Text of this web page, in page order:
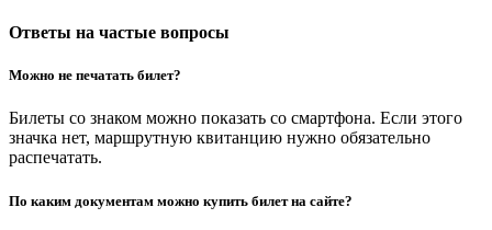
Ответы на частые вопросы
Можно не печатать билет?
Билеты со знаком можно показать со смартфона. Если этого
значка нет, маршрутную квитанцию нужно обязательно
распечатать.
По каким документам можно купить билет на сайте?